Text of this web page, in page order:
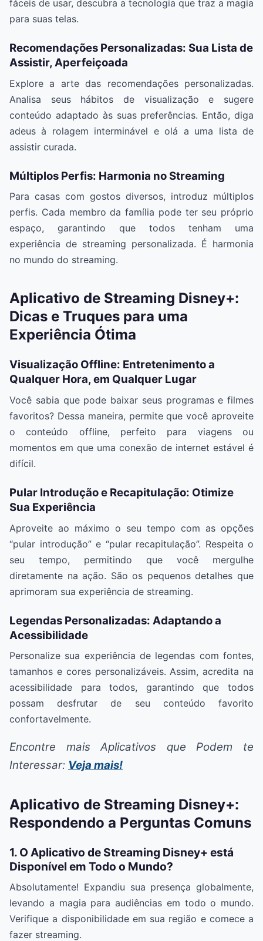
fáceis de usar, descubra a tecnologia que traz a magia
para suas telas.
Recomendações Personalizadas: Sua Lista de
Assistir, Aperfeiçoada
Explore a arte das recomendações personalizadas.
Analisa seus hábitos de visualização e sugere
conteúdo adaptado às suas preferências. Então, diga
adeus à rolagem interminável e olá a uma lista de
assistir curada.
Múltiplos Perfis: Harmonia no Streaming
Para casas com gostos diversos, introduz múltiplos
perfis. Cada membro da família pode ter seu próprio
espaço, garantindo que todos tenham uma
experiência de streaming personalizada. É harmonia
no mundo do streaming.
Aplicativo de Streaming Disney+:
Dicas e Truques para uma
Experiência Ótima
Visualização Offline: Entretenimento a
Qualquer Hora, em Qualquer Lugar
Você sabia que pode baixar seus programas e filmes
favoritos? Dessa maneira, permite que você aproveite
o conteúdo offline, perfeito para viagens ou
momentos em que uma conexão de internet estável é
difícil.
Pular Introdução e Recapitulação: Otimize
Sua Experiência
Aproveite ao máximo o seu tempo com as opções
“pular introdução” e “pular recapitulação”. Respeita o
seu tempo, permitindo que você mergulhe
diretamente na ação. São os pequenos detalhes que
aprimoram sua experiência de streaming.
Legendas Personalizadas: Adaptando a
Acessibilidade
Personalize sua experiência de legendas com fontes,
tamanhos e cores personalizáveis. Assim, acredita na
acessibilidade para todos, garantindo que todos
possam desfrutar de seu conteúdo favorito
confortavelmente.
Encontre mais Aplicativos que Podem te
Interessar: Veja mais!
Aplicativo de Streaming Disney+:
Respondendo a Perguntas Comuns
1. O Aplicativo de Streaming Disney+ está
Disponível em Todo o Mundo?
Absolutamente! Expandiu sua presença globalmente,
levando a magia para audiências em todo o mundo.
Verifique a disponibilidade em sua região e comece a
fazer streaming.